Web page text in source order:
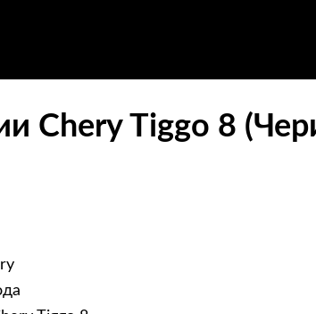
Chery Tiggo 8